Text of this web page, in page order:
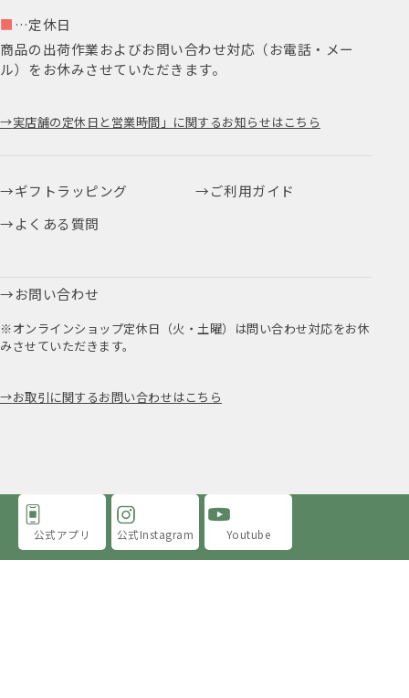
■ …定休日
商品の出荷作業およびお問い合わせ対応（お電話・メー
ル）をお休みさせていただきます。
実店舗の定休日と営業時間」に関するお知らせはこちら
ギフトラッピング
ご利用ガイド
よくある質問
お問い合わせ
※オンラインショップ定休日（火・土曜）は問い合わせ対応をお休
みさせていただきます。
お取引に関するお問い合わせはこちら
公式アプリ 公式Instagram Youtube